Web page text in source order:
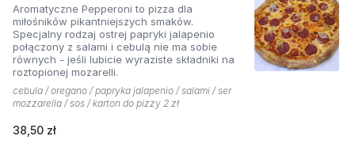
Aromatyczne Pepperoni to pizza dla
miłośników pikantniejszych smaków.
Specjalny rodzaj ostrej papryki jalapenio
połączony z salami i cebulą nie ma sobie
równych - jeśli lubicie wyraziste składniki na
roztopionej mozarelli.
cebula / oregano / papryka jalapenio / salami / ser
mozzarella / sos / karton do pizzy 2 zł
38,50 zł